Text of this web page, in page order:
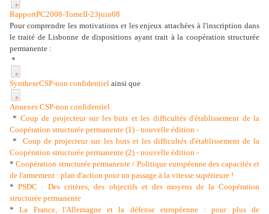
RapportPC2008-TomeII-23juin08
Pour comprendre les motivations et les enjeux attachées à l'inscription dans
le traité de Lisbonne de dispositions ayant trait à la coopération structurée
permanente :
*
SyntheseCSP-non confidentiel ainsi que
Annexes CSP-non confidentiel
* Coup de projecteur sur les buts et les difficultés d'établissement de la
Coopération structurée permanente (1) - nouvelle édition -
*Coup de projecteur sur les buts et les difficultés d'établissement de la
Coopération structurée permanente (2) - nouvelle édition -
*Coopération structurée permanente / Politique européenne des capacités et
de l'armement : plan d'action pour un passage à la vitesse supérieure !
*PSDC : Des critères, des objectifs et des moyens de la Coopération
structurée permanente
*La France, l'Allemagne et la défense européenne : pour plus de